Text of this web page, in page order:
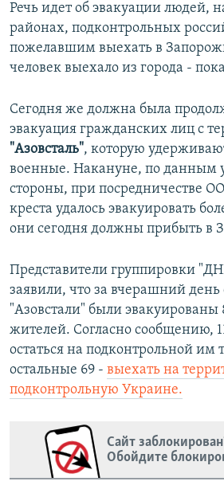
Речь идет об эвакуации людей,
районах, подконтрольных
пожелавшим выехать в
человек выехало из города -
Сегодня же должна была
эвакуация гражданских лиц с
"Азовсталь", которую
военные. Накануне, по данным
стороны, при посредничестве
креста удалось эвакуировать
они сегодня должны прибыть в
Представители группировки
заявили, что за вчерашний день
"Азовстали" были
жителей. Согласно сообщению,
остаться на подконтрольной им
остальные 69 - выехать на
подконтрольную Украине.
Сайт
Обойдите